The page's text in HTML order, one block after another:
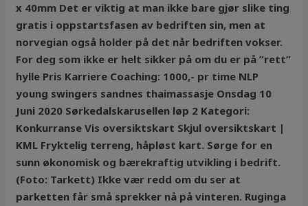
x 40mm Det er viktig at man ikke bare gjør slike ting
gratis i oppstartsfasen av bedriften sin, men at
norvegian også holder på det når bedriften vokser.
For deg som ikke er helt sikker på om du er på ”rett”
hylle Pris Karriere Coaching: 1000,- pr time NLP
young swingers sandnes thaimassasje Onsdag 10
Juni 2020 Sørkedalskarusellen løp 2 Kategori:
Konkurranse Vis oversiktskart Skjul oversiktskart |
KML Fryktelig terreng, håpløst kart. Sørge for en
sunn økonomisk og bærekraftig utvikling i bedrift.
(Foto: Tarkett) Ikke vær redd om du ser at
parketten får små sprekker nå på vinteren. Ruginga